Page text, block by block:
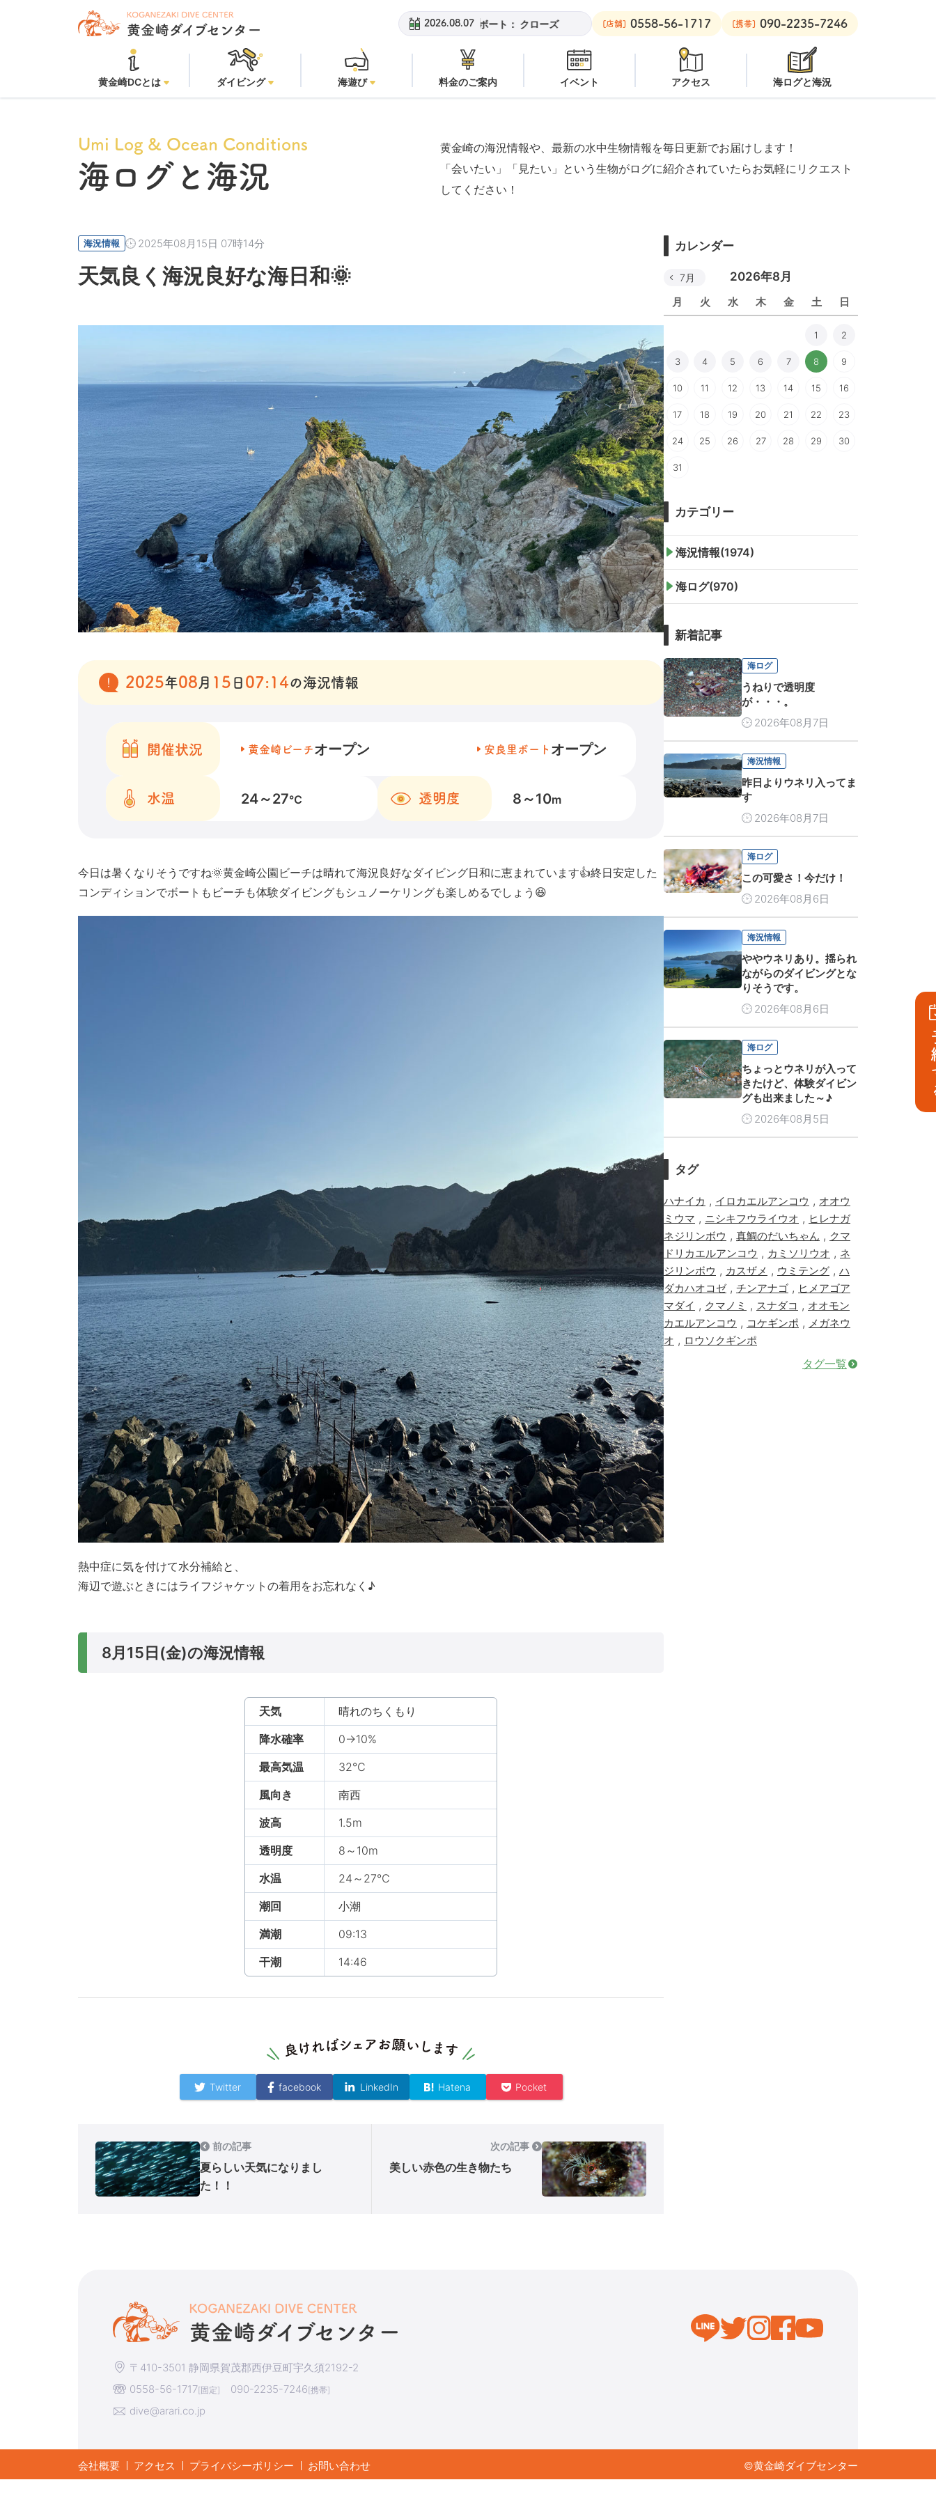
2026.08.07
潜水注意 安良里ボート：クローズ 黄金崎ビーチ：潜水注意 安良里ボート：クローズ
[店舗] 0558-56-1717 [携帯] 090-2235-7246
黄金崎DCとは ダイビング 海遊び 料金のご案内 イベント アクセス 海ログと海況
Umi Log & Ocean Conditions
海ログと海況
黄金崎の海況情報や、最新の水中生物情報を毎日更新でお届けします！
「会いたい」「見たい」という生物がログに紹介されていたらお気軽にリクエスト
してください！
海況情報 2025年08月15日 07時14分
天気良く海況良好な海日和🌞
2025年08 月 15 日 07:14の海況情報
開催状況 黄金崎ビーチオープン 安良里ボート オープン
水温 24～27℃ 透明度 8～10m
今日は暑くなりそうですね🌞黄金崎公園ビーチは晴れて海況良好なダイビング日和に恵まれています👍終日安定した
コンディションでボートもビーチも体験ダイビングもシュノーケリングも楽しめるでしょう😆
熱中症に気を付けて水分補給と、
海辺で遊ぶときにはライフジャケットの着用をお忘れなく♪
8月15日(金)の海況情報
天気
晴れのちくもり
降水確率
0→10%
最高気温
32℃
風向き
南西
波高
1.5m
透明度
8～10m
水温
24～27℃
潮回
小潮
満潮
09:13
干潮
14:46
Twitter facebook LinkedIn Hatena Pocket
前の記事
夏らしい天気になりまし
た！！
次の記事
美しい赤色の生き物たち
カレンダー
2026年8月
月 火 水 木 金 土 日
7月
1 2
3 4 5 6 7 8 9
10 11 12 13 14 15 16
17 18 19 20 21 22 23
24 25 26 27 28 29 30
31
カテゴリー
海況情報(1974)
海ログ(970)
新着記事
海ログ
うねりで透明度
が・・・。
2026年08月7日
海況情報
昨日よりウネリ入ってま
す
2026年08月7日
海ログ
この可愛さ！今だけ！
2026年08月6日
海況情報
ややウネリあり。揺られ
ながらのダイビングとな
りそうです。
2026年08月6日
海ログ
ちょっとウネリが入って
きたけど、体験ダイビン
グも出来ました～♪
2026年08月5日
タグ
ハナイカ , イロカエルアンコウ , オオウ
ミウマ , ニシキフウライウオ , ヒレナガ
ネジリンボウ , 真鯛のだいちゃん , クマ
ドリカエルアンコウ , カミソリウオ , ネ
ジリンボウ , カスザメ , ウミテング , ハ
ダカハオコゼ, チンアナゴ , ヒメアゴア
マダイ , クマノミ , スナダコ , オオモン
カエルアンコウ , コケギンポ , メガネウ
オ , ロウソクギンポ
タグ一覧
〒410-3501 静岡県賀茂郡西伊豆町宇久須2192-2
0558-56-1717[固定] 090-2235-7246[携帯]
dive@arari.co.jp
会社概要 アクセス プライバシーポリシー お問い合わせ ©︎黄金崎ダイブセンター